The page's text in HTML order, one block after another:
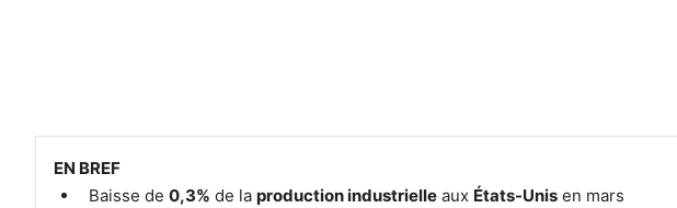
EN BREF
Baisse de 0,3% de la production industrielle aux États-Unis en mars